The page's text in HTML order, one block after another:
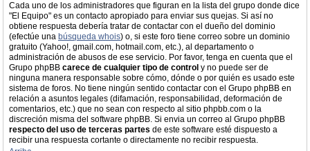
Cada uno de los administradores que figuran en la lista del grupo donde dice
"El Equipo" es un contacto apropiado para enviar sus quejas. Si así no
obtiene respuesta debería tratar de contactar con el dueño del dominio
(efectúe una búsqueda whois) o, si este foro tiene correo sobre un dominio
gratuito (Yahoo!, gmail.com, hotmail.com, etc.), al departamento o
administración de abusos de ese servicio. Por favor, tenga en cuenta que el
Grupo phpBB carece de cualquier tipo de control y no puede ser de
ninguna manera responsable sobre cómo, dónde o por quién es usado este
sistema de foros. No tiene ningún sentido contactar con el Grupo phpBB en
relación a asuntos legales (difamación, responsabilidad, deformación de
comentarios, etc.) que no sean con respecto al sitio phpbb.com o la
discreción misma del software phpBB. Si envia un correo al Grupo phpBB
respecto del uso de terceras partes de este software esté dispuesto a
recibir una respuesta cortante o directamente no recibir respuesta.